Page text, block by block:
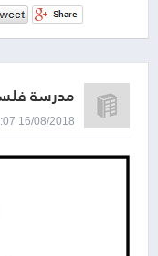
مدرسة
16/08/2018 10:07 صباحاً